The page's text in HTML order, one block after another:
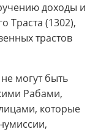
доходы и
Траста (1302),
трастов
могут быть
Рабами,
которые